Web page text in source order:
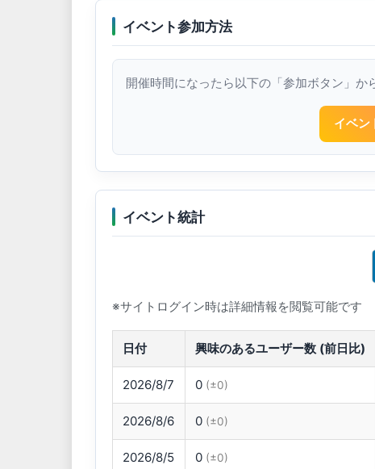
イベント参加方法
開催時間になったら以下の「参加ボタン」か
イベン
イベント統計
※サイトログイン時は詳細情報を閲覧可能です
日付 興味のあるユーザー数 (前日比)
2026/8/7 0 (±0)
2026/8/6 0 (±0)
2026/8/5 0 (±0)